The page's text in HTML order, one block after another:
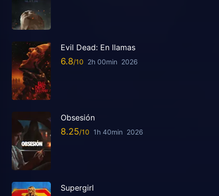
Evil Dead: En llamas
6.8 2h 00min 2026
Obsesión
8.25 1h 40min 2026
Supergirl